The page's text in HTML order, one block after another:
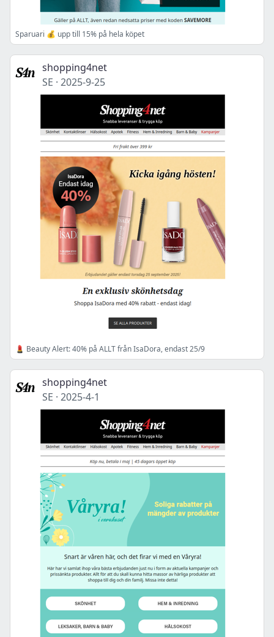
Sparuari 💰 upp till 15% på hela köpet
shopping4net
SE · 2025-9-25
💄 Beauty Alert: 40% på ALLT från IsaDora, endast 25/9
shopping4net
SE · 2025-4-1